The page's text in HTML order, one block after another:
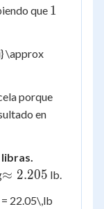
que 1\,
1
\approx
porque
en
\approx
≈ 2.205 lb.
22.05\,lb